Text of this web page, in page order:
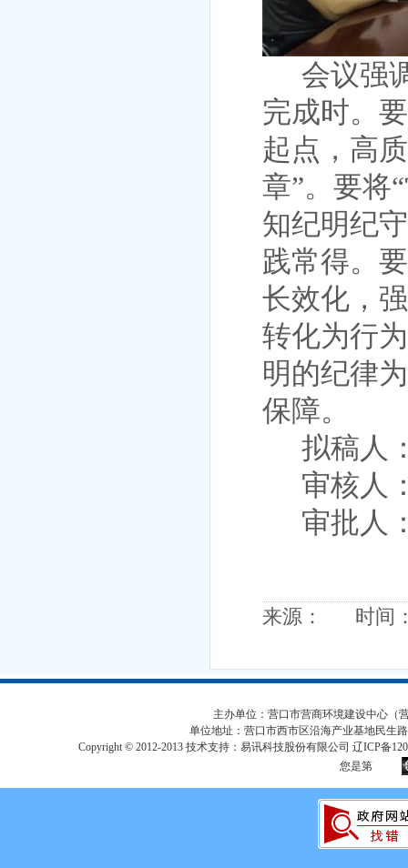
会议强
完成时。
起点，高
章”。 要将
知纪明纪
践常得。
长效化，
转化为行
明的纪律
保障。
拟稿人
审核人
审批人
来源： 时间：
主办单位：营口市营商环境建设中心（
单位地址：营口市西市区沿海产业基地民生
Copyright © 2012-2013 技术支持：易讯科技股份有限公司 辽ICP备
您是第